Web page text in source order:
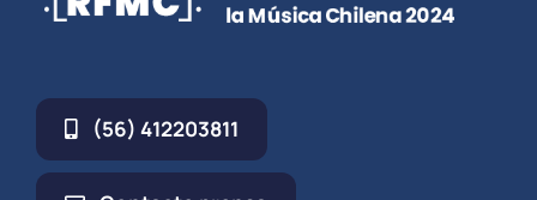
(56) 412203811